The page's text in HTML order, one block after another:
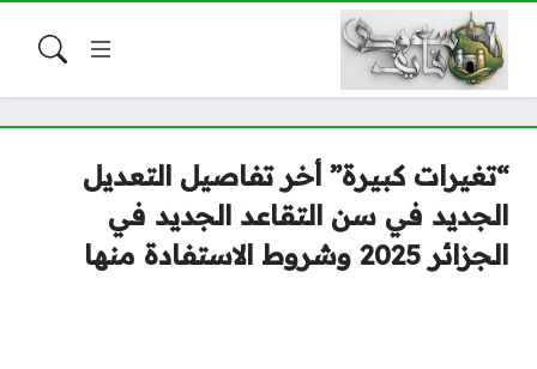
“تغيرات كبيرة” أخر تفاصيل التعديل
الجديد في سن التقاعد الجديد في
الجزائر 2025 وشروط الاستفادة منها